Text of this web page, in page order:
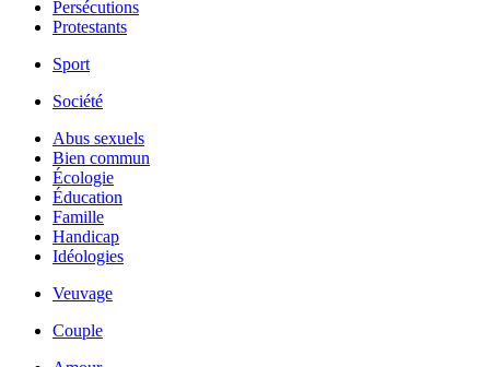
Persécutions
Protestants
Sport
Société
Abus sexuels
Bien commun
Écologie
Éducation
Famille
Handicap
Idéologies
Veuvage
Couple